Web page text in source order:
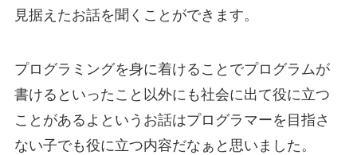
見据えたお話を聞くことができます。
プログラミングを身に着けることでプログラムが
書けるといったこと以外にも社会に出て役に立つ
ことがあるよというお話はプログラマーを目指さ
ない子でも役に立つ内容だなぁと思いました。